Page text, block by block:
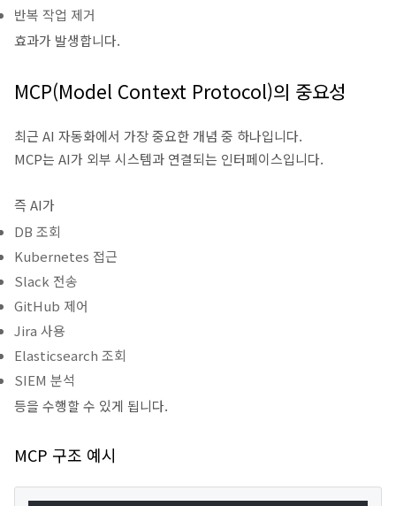
반복 작업 제거
효과가 발생합니다.
MCP(Model Context Protocol)의 중요성
최근 AI 자동화에서 가장 중요한 개념 중 하나입니다.
MCP는 AI가 외부 시스템과 연결되는 인터페이스입니다.
즉 AI가
DB 조회
Kubernetes 접근
Slack 전송
GitHub 제어
Jira 사용
Elasticsearch 조회
SIEM 분석
등을 수행할 수 있게 됩니다.
MCP 구조 예시